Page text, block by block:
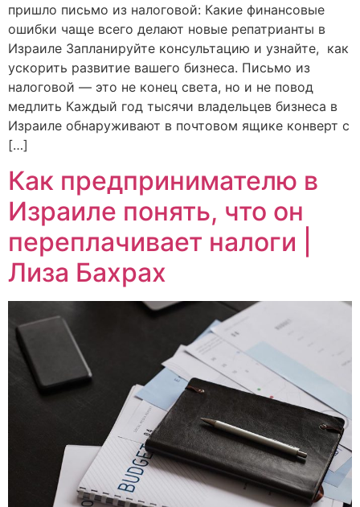
пришло письмо из налоговой: Какие финансовые
ошибки чаще всего делают новые репатрианты в
Израиле Запланируйте консультацию и узнайте, как
ускорить развитие вашего бизнеса. Письмо из
налоговой — это не конец света, но и не повод
медлить Каждый год тысячи владельцев бизнеса в
Израиле обнаруживают в почтовом ящике конверт с
[…]
Как предпринимателю в
Израиле понять, что он
переплачивает налоги |
Лиза Бахрах